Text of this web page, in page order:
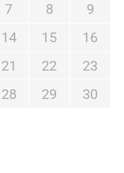
7 8
9
14 15
16
21 22
23
28 29
30